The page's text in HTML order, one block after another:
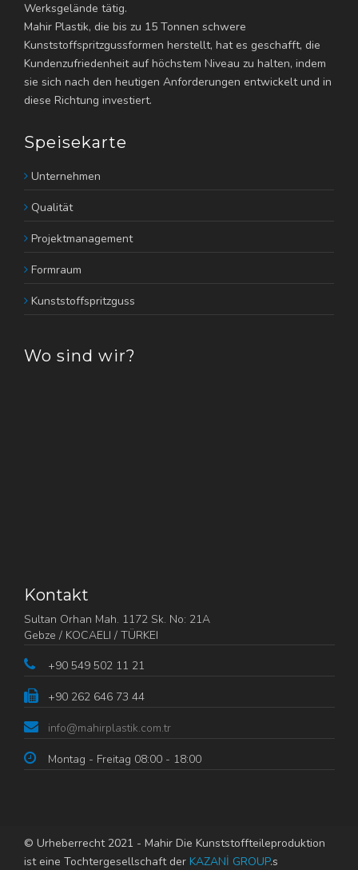
Werksgelände tätig.
Mahir Plastik, die bis zu 15 Tonnen schwere
Kunststoffspritzgussformen herstellt, hat es geschafft, die
Kundenzufriedenheit auf höchstem Niveau zu halten, indem
sie sich nach den heutigen Anforderungen entwickelt und in
diese Richtung investiert.
Speisekarte
Unternehmen
Qualität
Projektmanagement
Formraum
Kunststoffspritzguss
Wo sind wir?
Kontakt
Sultan Orhan Mah. 1172 Sk. No: 21A
Gebze / KOCAELI / TÜRKEI
+90 549 502 11 21
+90 262 646 73 44
info@mahirplastik.com.tr
Montag - Freitag 08:00 - 18:00
© Urheberrecht 2021 - Mahir Die Kunststoffteileproduktion
ist eine Tochtergesellschaft der KAZANİ GROUP.s